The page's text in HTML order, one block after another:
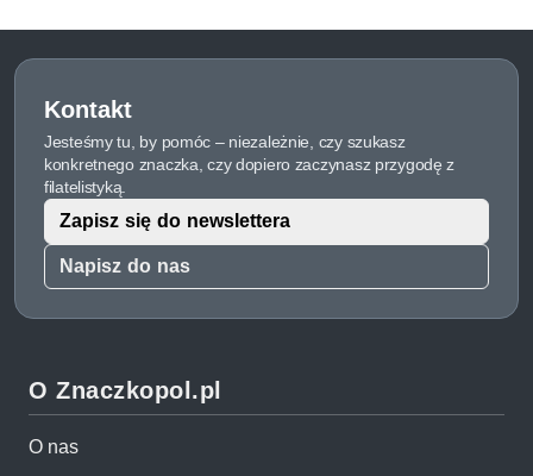
Kontakt
Jesteśmy tu, by pomóc – niezależnie, czy szukasz
konkretnego znaczka, czy dopiero zaczynasz przygodę z
filatelistyką.
Napisz do nas
Zapisz się do newslettera
O Znaczkopol.pl
O nas